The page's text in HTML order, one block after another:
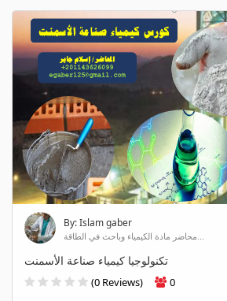
By: Islam gaber
محاضر مادة الكيمياء وباحث في الطاقة...
تكنولوجيا كيمياء صناعة الأسمنت
(0 Reviews) 0